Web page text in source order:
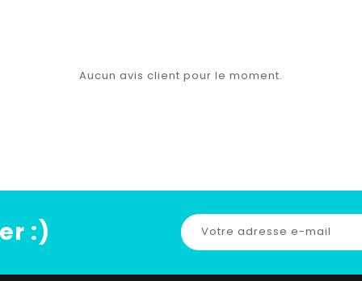
Aucun avis client pour le moment.
:)